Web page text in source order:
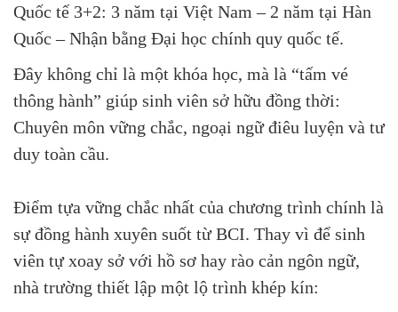
Quốc tế 3+2: 3 năm tại Việt Nam – 2 năm tại Hàn
Quốc – Nhận bằng Đại học chính quy quốc tế.
Đây không chỉ là một khóa học, mà là “tấm vé
thông hành” giúp sinh viên sở hữu đồng thời:
Chuyên môn vững chắc, ngoại ngữ điêu luyện và tư
duy toàn cầu.
Điểm tựa vững chắc nhất của chương trình chính là
sự đồng hành xuyên suốt từ BCI. Thay vì để sinh
viên tự xoay sở với hồ sơ hay rào cản ngôn ngữ,
nhà trường thiết lập một lộ trình khép kín: